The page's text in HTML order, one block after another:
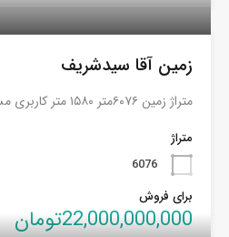
زمین آقا سیدشریف
متراژ زمین ۶۰۷۶متر ۱۵۸۰ متر کاربری مسکونی با استعلام بنیاد…
متراژ
6076
برای فروش
22,000,000,000تومان